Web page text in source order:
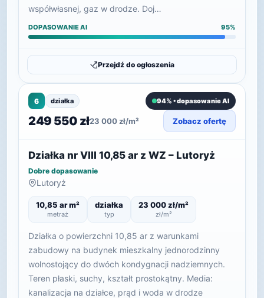
współwłasnej, gaz w drodze. Doj…
DOPASOWANIE AI 95%
Przejdź do ogłoszenia
6 działka 94% • dopasowanie AI
249 550 zł23 000 zł/m² Zobacz ofertę
Działka nr VIII 10,85 ar z WZ – Lutoryż
Dobre dopasowanie
Lutoryż
10,85 ar m²
metraż
działka
typ
23 000 zł/m²
zł/m²
Działka o powierzchni 10,85 ar z warunkami
zabudowy na budynek mieszkalny jednorodzinny
wolnostojący do dwóch kondygnacji nadziemnych.
Teren płaski, suchy, kształt prostokątny. Media:
kanalizacja na działce, prąd i woda w drodze